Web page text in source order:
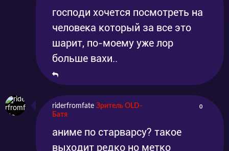
господи хочется посмотреть на
человека который за все это
шарит, по-моему уже лор
больше вахи..
riderfromfate Зритель OLD-
Батя
0
аниме по старварсу? такое
выходит редко но метко